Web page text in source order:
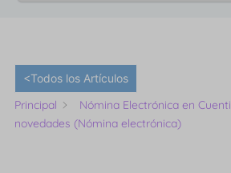
<Todos los Artículos
Principal Nómina Electrónica en Cuenti
novedades (Nómina electrónica)